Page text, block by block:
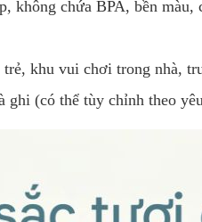
không chứa BPA, bền
khu vui chơi trong nhà,
(có thể tùy chỉnh theo